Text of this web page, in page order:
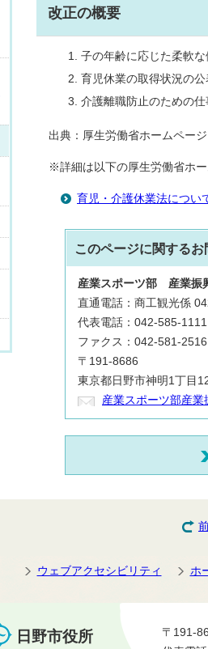
改正の概要
子の年齢に応じた柔軟
育児休業の取得状況の
介護離職防止のための
出典：厚生労働省ホームペー
※詳細は以下の厚生労働省ホー
育児・介護休業法につい
このページに関するお
産業スポーツ部 産業振
直通電話：商工観光係
代表電話：042-585-1111
ファクス：042-581-2516
〒191-8686
東京都日野市神明1丁目
産業スポーツ部産業
ウェブアクセシビリティ ホ
日野市役所
〒191-